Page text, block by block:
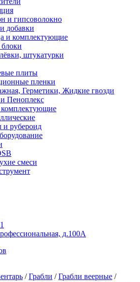
и гипсоволокно
добавки
и комплектующие
штукатурки
плиты
пленки
Герметики, Жидкие гвозди
Пеноплекс
и рубероид
смеси
д.100А
/Грабли /Грабли веерные /